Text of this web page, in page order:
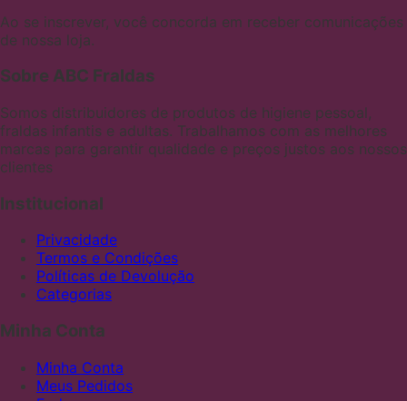
Ao se inscrever, você concorda em receber comunicações
de nossa loja.
Sobre ABC Fraldas
Somos distribuidores de produtos de higiene pessoal,
fraldas infantis e adultas. Trabalhamos com as melhores
marcas para garantir qualidade e preços justos aos nossos
clientes
Institucional
Privacidade
Termos e Condições
Políticas de Devolução
Categorias
Minha Conta
Minha Conta
Meus Pedidos